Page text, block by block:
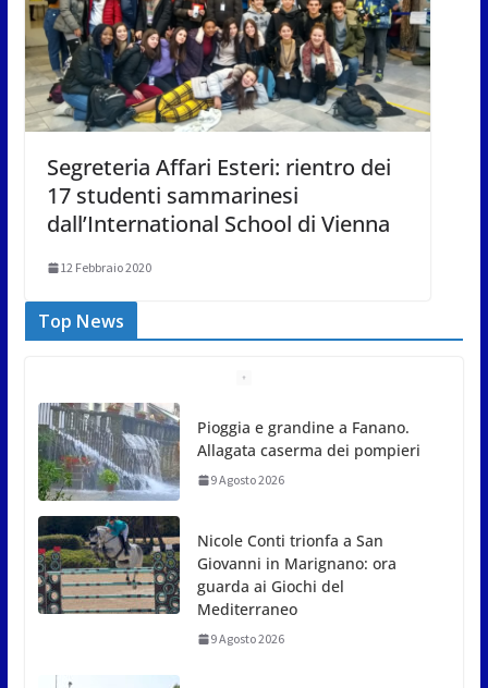
Segreteria Affari Esteri: rientro dei
17 studenti sammarinesi
dall’International School di Vienna
12 Febbraio 2020
Top News
Pioggia e grandine a Fanano.
Allagata caserma dei pompieri
9 Agosto 2026
Nicole Conti trionfa a San
Giovanni in Marignano: ora
guarda ai Giochi del
Mediterraneo
9 Agosto 2026